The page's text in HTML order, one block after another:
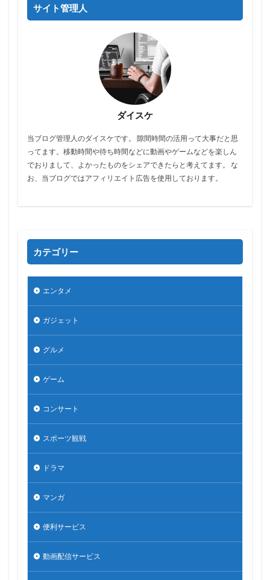
サイト管理人
ダイスケ
当ブログ管理人のダイスケです。 隙間時間の活用って大事だと思
ってます。移動時間や待ち時間などに動画やゲームなどを楽しん
でおりまして、よかったものをシェアできたらと考えてます。 な
お、当ブログではアフィリエイト広告を使用しております。
カテゴリー
エンタメ
ガジェット
グルメ
ゲーム
コンサート
スポーツ観戦
ドラマ
マンガ
便利サービス
動画配信サービス